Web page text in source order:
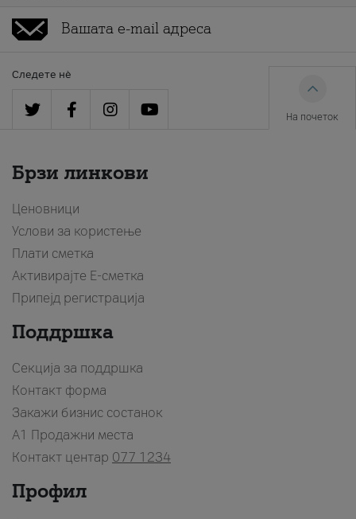
Следете нè
На почеток
Брзи линкови
Ценовници
Услови за користење
Плати сметка
Активирајте Е-сметка
Припејд регистрација
Поддршка
Секција за поддршка
Контакт форма
Закажи бизнис состанок
A1 Продажни места
Контакт центар 077 1234
Профил